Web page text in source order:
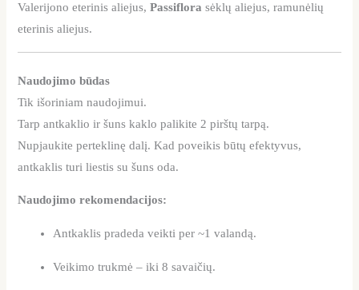
Valerijono eterinis aliejus,Passiflora sėklų aliejus, ramunėlių
eterinis aliejus.
Naudojimo būdas
Tik išoriniam naudojimui.
Tarp antkaklio ir šuns kaklo palikite 2 pirštų tarpą.
Nupjaukite perteklinę dalį. Kad poveikis būtų efektyvus,
antkaklis turi liestis su šuns oda.
Naudojimo rekomendacijos:
Antkaklis pradeda veikti per ~1 valandą.
Veikimo trukmė – iki 8 savaičių.